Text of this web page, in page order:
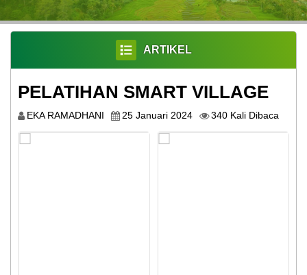
Desa
Desa
ARTIKEL
PELATIHAN SMART VILLAGE
EKA RAMADHANI 25 Januari 2024 340 Kali Dibaca